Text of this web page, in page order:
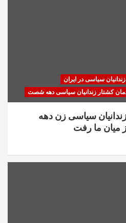
سیاسی در ایران
کشتار زندانیان سیاسی دهه شصت
سیاسی زن دهه
ما رفت